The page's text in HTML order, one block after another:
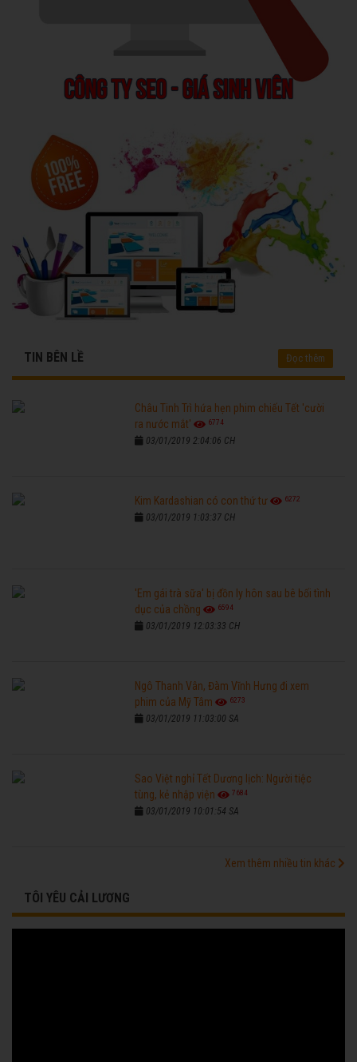
TIN BÊN LỀ Đọc thêm
Châu Tinh Trì hứa hẹn phim chiếu Tết 'cười
ra nước mắt'
6774
03/01/2019 2:04:06 CH
Kim Kardashian có con thứ tư 6272
03/01/2019 1:03:37 CH
'Em gái trà sữa' bị đồn ly hôn sau bê bối tình
dục của chồng
6594
03/01/2019 12:03:33 CH
Ngô Thanh Vân, Đàm Vĩnh Hưng đi xem
phim của Mỹ Tâm
6273
03/01/2019 11:03:00 SA
Sao Việt nghỉ Tết Dương lịch: Người tiệc
tùng, kẻ nhập viện
7684
03/01/2019 10:01:54 SA
Xem thêm nhiều tin khác
TÔI YÊU CẢI LƯƠNG